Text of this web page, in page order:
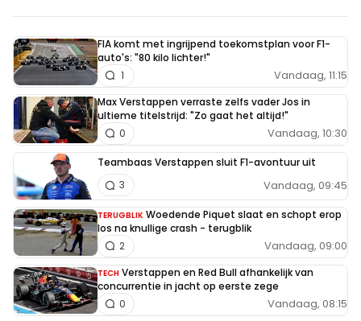
FIA komt met ingrijpend toekomstplan voor F1-
auto's: "80 kilo lichter!"
Vandaag, 11:15
1
Max Verstappen verraste zelfs vader Jos in
ultieme titelstrijd: "Zo gaat het altijd!"
Vandaag, 10:30
0
Teambaas Verstappen sluit F1-avontuur uit
Vandaag, 09:45
3
TERUGBLIK Woedende Piquet slaat en schopt erop
los na knullige crash - terugblik
Vandaag, 09:00
2
TECH Verstappen en Red Bull afhankelijk van
concurrentie in jacht op eerste zege
Vandaag, 08:15
0